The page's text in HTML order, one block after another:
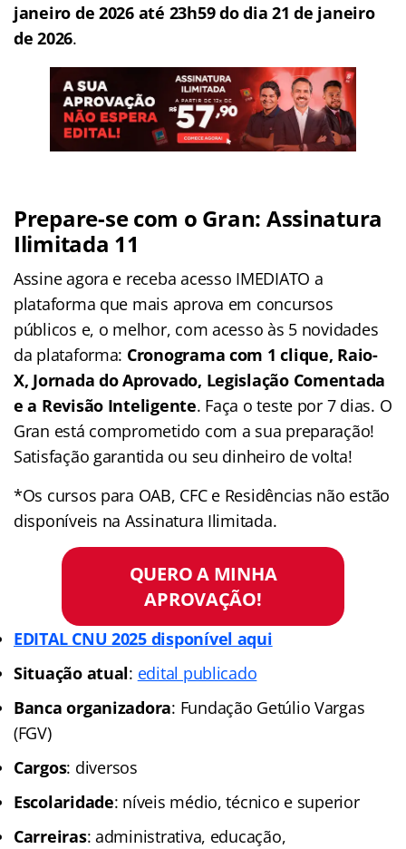
janeiro de 2026 até 23h59 do dia 21 de janeiro
de 2026.
Prepare-se com o Gran: Assinatura
Ilimitada 11
Assine agora e receba acesso IMEDIATO a
plataforma que mais aprova em concursos
públicos e, o melhor, com acesso às 5 novidades
da plataforma: Cronograma com 1 clique, Raio-
X, Jornada do Aprovado, Legislação Comentada
e a Revisão Inteligente. Faça o teste por 7 dias. O
Gran está comprometido com a sua preparação!
Satisfação garantida ou seu dinheiro de volta!
*Os cursos para OAB, CFC e Residências não estão
disponíveis na Assinatura Ilimitada.
QUERO A MINHA
APROVAÇÃO!
EDITAL CNU 2025 disponível aqui
Situação atual: edital publicado
Banca organizadora: Fundação Getúlio Vargas
(FGV)
Cargos: diversos
Escolaridade: níveis médio, técnico e superior
Carreiras: administrativa, educação,